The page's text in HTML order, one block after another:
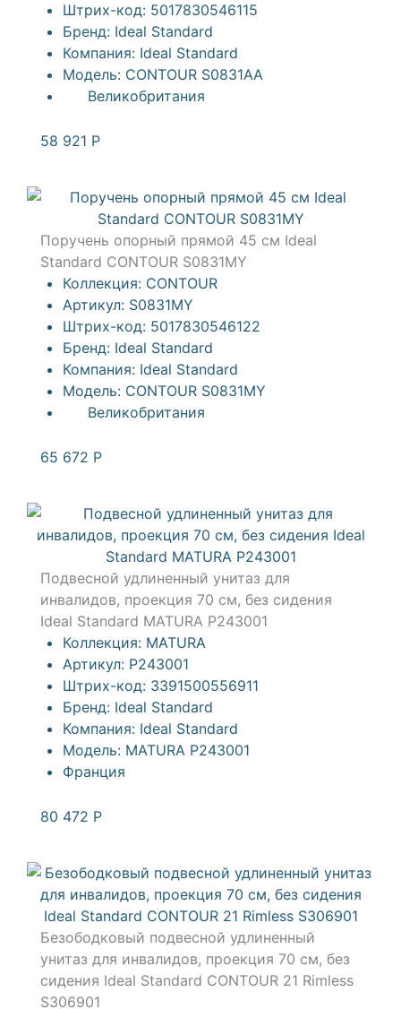
Штрих-код: 5017830546115
Бренд: Ideal Standard
Компания: Ideal Standard
Модель: CONTOUR S0831AA
Великобритания
58 921 Р
Поручень опорный прямой 45 см Ideal
Standard CONTOUR S0831MY
Коллекция: CONTOUR
Артикул: S0831MY
Штрих-код: 5017830546122
Бренд: Ideal Standard
Компания: Ideal Standard
Модель: CONTOUR S0831MY
Великобритания
65 672 Р
Подвесной удлиненный унитаз для
инвалидов, проекция 70 см, без сидения
Ideal Standard MATURA P243001
Коллекция: MATURA
Артикул: P243001
Штрих-код: 3391500556911
Бренд: Ideal Standard
Компания: Ideal Standard
Модель: MATURA P243001
Франция
80 472 Р
Безободковый подвесной удлиненный
унитаз для инвалидов, проекция 70 cм, без
сидения Ideal Standard CONTOUR 21 Rimless
S306901